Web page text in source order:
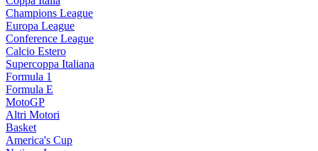
Champions League
Europa League
Conference League
Calcio Estero
Supercoppa Italiana
Formula 1
Formula E
MotoGP
Altri Motori
Basket
America's Cup